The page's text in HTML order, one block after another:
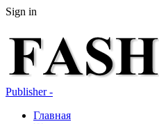
Sign in
Publisher -
Главная